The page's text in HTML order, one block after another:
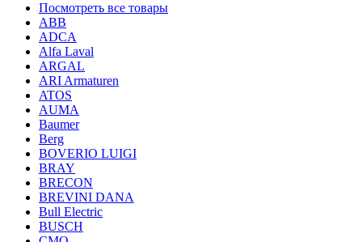
Посмотреть все товары
ABB
ADCA
Alfa Laval
ARGAL
ARI Armaturen
ATOS
AUMA
Baumer
Berg
BOVERIO LUIGI
BRAY
BRECON
BREVINI DANA
Bull Electric
BUSCH